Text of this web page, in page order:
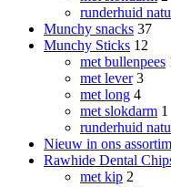
runderhuid
Munchy snacks 37
Munchy Sticks 12
met bullenpees
met lever 3
met long 4
met slokdarm 1
runderhuid
Nieuw in ons
Rawhide Dental
met kip 2